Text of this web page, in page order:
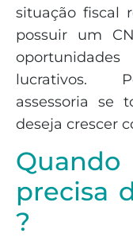
situação fiscal
possuir um
lucrativos.
assessoria se
deseja crescer
precisa
?